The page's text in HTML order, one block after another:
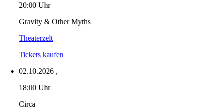
20:00 Uhr
Gravity & Other Myths
Theaterzelt
Tickets kaufen
02.10.2026 ,
18:00 Uhr
Circa